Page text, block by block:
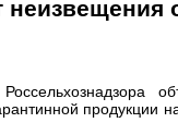
продукции